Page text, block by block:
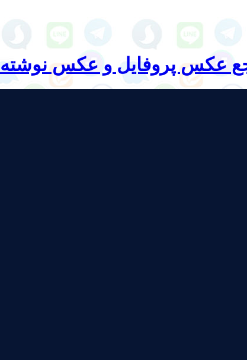
عکس پروفایل و عکس نوشته